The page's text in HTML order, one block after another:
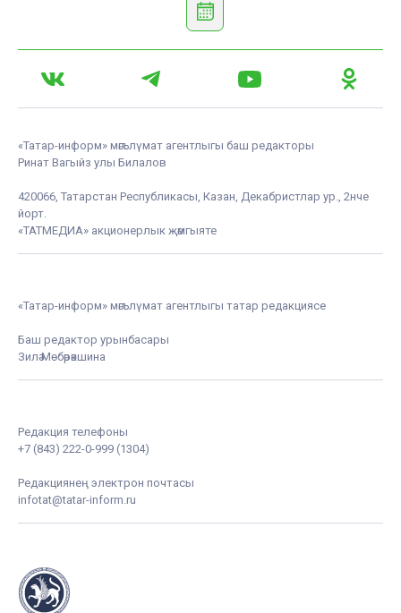
«Татар-информ» мәгълүмат агентлыгы баш редакторы
Ринат Вагыйз улы Билалов
420066, Татарстан Республикасы, Казан, Декабристлар ур., 2нче
йорт.
«ТАТМЕДИА» акционерлык җәмгыяте
«Татар-информ» мәгълүмат агентлыгы татар редакциясе
Баш редактор урынбасары
Зилә Мөбәрәкшина
Редакция телефоны
+7 (843) 222-0-999 (1304)
Редакциянең электрон почтасы
infotat@tatar-inform.ru